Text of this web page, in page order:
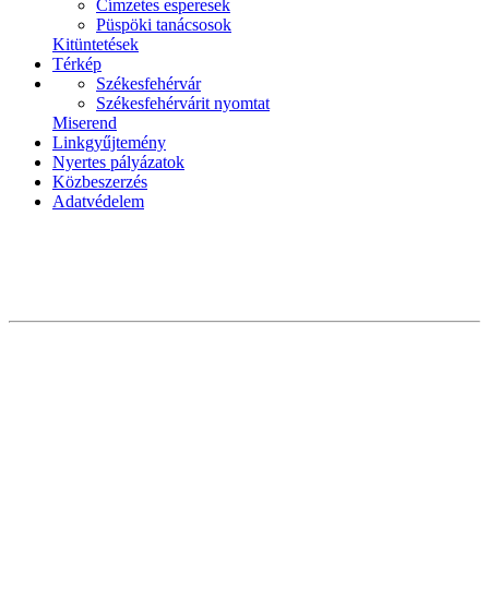
Címzetes esperesek
Püspöki tanácsosok
Kitüntetések
Térkép
Székesfehérvár
Székesfehérvárit nyomtat
Miserend
Linkgyűjtemény
Nyertes pályázatok
Közbeszerzés
Adatvédelem